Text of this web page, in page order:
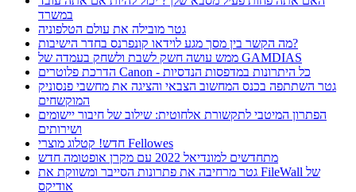
במשרד
גטר מובילה את עולם הטלפוניה
מה הקשר בין מסך מגע לוידאו קונפרנס בחדר הישיבות?
ממש עושה חשק לשבת ולשחק בעמדה של GAMDIAS
הדרכת פלוטרים Canon - כל היתרונות במדפסות הנדסיות
גטר השתתפה בכנס המחשוב הצבאי והציגה את מחשבי פנסוניק
המוקשחים
הפתרון המיטבי לתקשורת אלחוטית: שילוב של חיבור יישומים
ושירותים
חדש! קטלוג מוצרי Fellowes
מתחדשים למונדיאל 2022 עם מקרן אופטומה חדש
גטר מרחיבה את פתרונות הסייבר ומשווקת את FileWall של
אודיקס